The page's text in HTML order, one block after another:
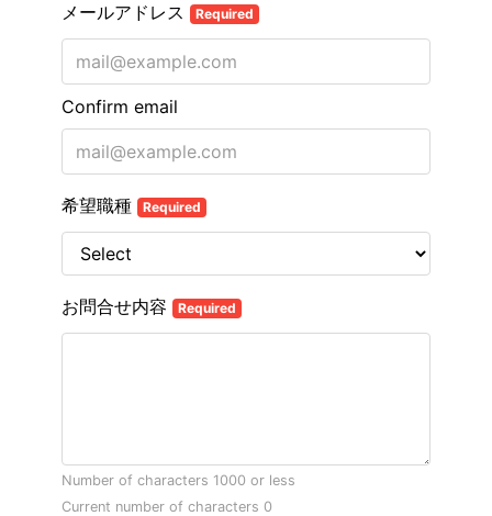
メールアドレス Required
Confirm email
希望職種 Required
お問合せ内容 Required
Number of characters 1000 or less
Current number of characters 0